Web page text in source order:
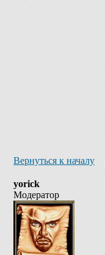
Вернуться к началу
yorick
Модератор